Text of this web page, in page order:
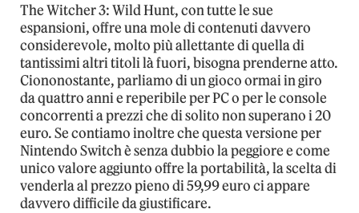
The Witcher 3: Wild Hunt, con tutte le sue
espansioni, offre una mole di contenuti davvero
considerevole, molto più allettante di quella di
tantissimi altri titoli là fuori, bisogna prenderne atto.
Ciononostante, parliamo di un gioco ormai in giro
da quattro anni e reperibile per PC o per le console
concorrenti a prezzi che di solito non superano i 20
euro. Se contiamo inoltre che questa versione per
Nintendo Switch è senza dubbio la peggiore e come
unico valore aggiunto offre la portabilità, la scelta di
venderla al prezzo pieno di 59,99 euro ci appare
davvero difficile da giustificare.